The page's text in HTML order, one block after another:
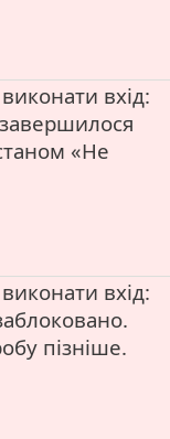
вхід:
«Не
вхід:
пізніше.